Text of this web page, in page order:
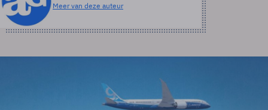
Meer van deze auteur